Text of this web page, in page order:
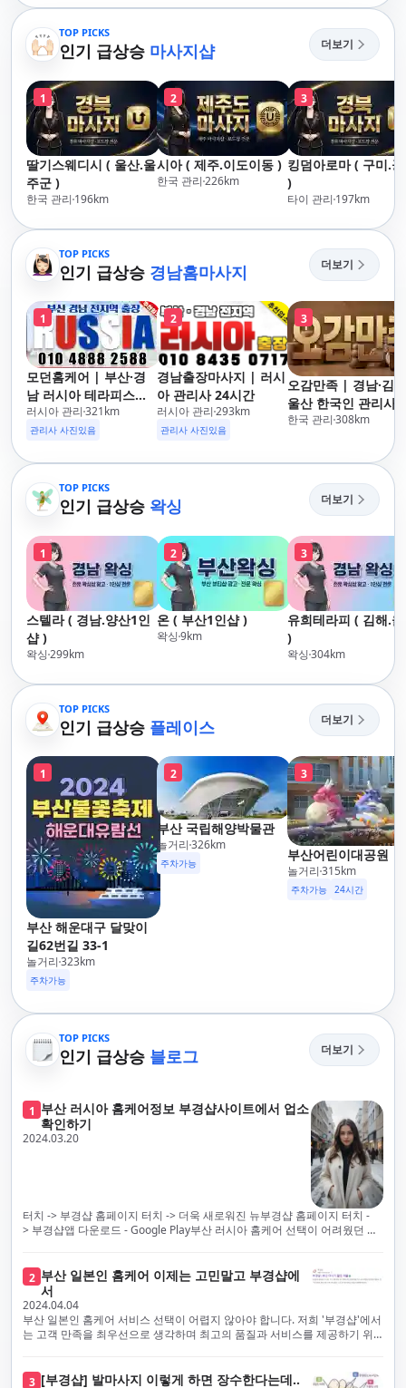
마사지 홈케어 홈타이
TOP PICKS
인기 급상승 마사지샵 더보기
1
딸기스웨디시 ( 울산.울
주군 )
한국 관리 196km
2
시아 ( 제주.이도이동 )
한국 관리 226km
3
킹덤아로마 ( 구미.
)
타이 관리 197km
TOP PICKS
인기 급상승 경남홈마사지 더보기
1
모던홈케어 | 부산·경
남 러시아 테라피스트
방문 마사지
러시아 관리 321km
관리사 사진있음
2
경남출장마사지 | 러시
아 관리사 24시간
러시아 관리 293km
관리사 사진있음
3
오감만족 | 경남·김
울산 한국인 관리사
장마사지
한국 관리 308km
TOP PICKS
인기 급상승 왁싱 더보기
1
스텔라 ( 경남.양산1인
샵 )
왁싱299km
2
온 ( 부산1인샵 )
왁싱9km
3
유희테라피 ( 김해.
)
왁싱304km
TOP PICKS
인기 급상승 플레이스 더보기
1
부산 해운대구 달맞이
길62번길 33-1
놀거리 323km
주차가능
2
부산 국립해양박물관
놀거리 326km
주차가능
3
부산어린이대공원
놀거리 315km
주차가능 24시간
TOP PICKS
인기 급상승 블로그 더보기
1 부산 러시아 홈케어정보 부경샵사이트에서 업소
확인하기
2024.03.20
터치 -> 부경샵 홈페이지 터치 -> 더욱 새로워진 뉴부경샵 홈페이지 터치 -
> 부경샵앱 다운로드 - Google Play부산 러시아 홈케어 선택이 어려웠던 시
스의 모든 과정을 후불제로 운영합니다. 이는 고객님의 최대 편의를 보장하
기 위한 부경샵의 약속입니다.부경샵은 현장에서 바로 고객님께 서비스를
제공하는 깨끗하고 전문적으로 훈련된 관리사들을 다수 보유하고 있음을 자
랑스럽게 생각합니다. 이는 프리미엄 부산 러시아 홈케어 경험을 제공하기
위한 부경샵의 노력의 일환입니다.현 시대의 불확실성 속에서, 안전은 부경
하고 개인의 건강 상태를 지속적으로 모니터링합니다.예약금을 요구하는 업
2 부산 일본인 홈케어 이제는 고민말고 부경샵에
서
2024.04.04
부산 일본인 홈케어 서비스 선택이 어렵지 않아야 합니다. 저희 '부경샵'에서
는 고객 만족을 최우선으로 생각하며 최고의 품질과 서비스를 제공하기 위
프리미엄 부산 일본인 홈케어 경험을 제공하고자 현장에서 직접 깨끗하고
3 [부경샵] 발마사지 이렇게 하면 장수한다는데..